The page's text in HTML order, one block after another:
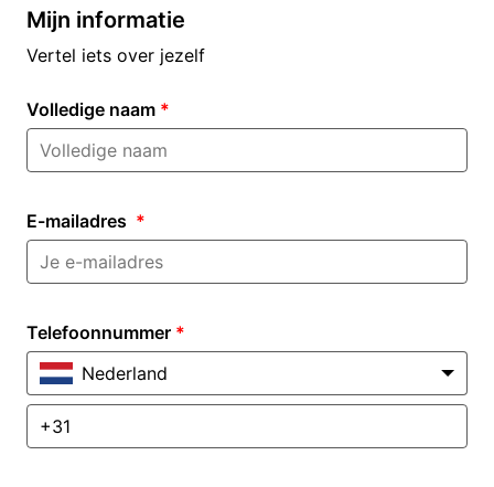
Mijn informatie
Vertel iets over jezelf
Volledige naam *
E-mailadres *
Telefoonnummer *
Nederland